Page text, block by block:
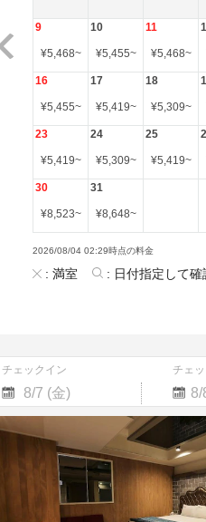
9
¥5,468~
10
¥5,455~
11
¥5,468~
16
¥5,455~
17
¥5,419~
18
¥5,309~
23
¥5,419~
24
¥5,309~
25
¥5,419~
30
¥8,523~
31
¥8,648~
2026/08/04 02:29時点の料金
: 満室 : 日付指定して
チェックイン チェ
Navigate
forward
interact
to
with
the